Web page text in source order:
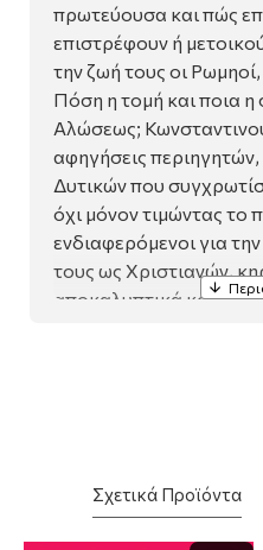
πρωτεύουσα και πώς
επιστρέφουν ή
την ζωή τους οι
Πόση η τομή και ποια η
Αλώσεως;
αφηγήσεις
Δυτικών που
όχι μόνον τιμώντας το
ενδιαφερόμενοι για
τους ως Χριστιανών,
αποκαλυπτικά
σύνταξη αυτού του
Σχετικά Προϊόντα